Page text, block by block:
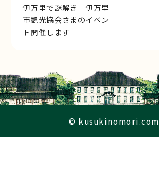
伊万里で謎解き 伊万里
市観光協会さまのイベン
ト開催します
© kusukinomori.com